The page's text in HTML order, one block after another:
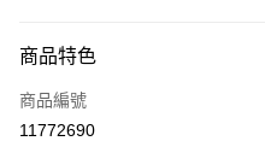
信用卡一次付款
信用卡分期付款
商品特色
商品編號
11772690